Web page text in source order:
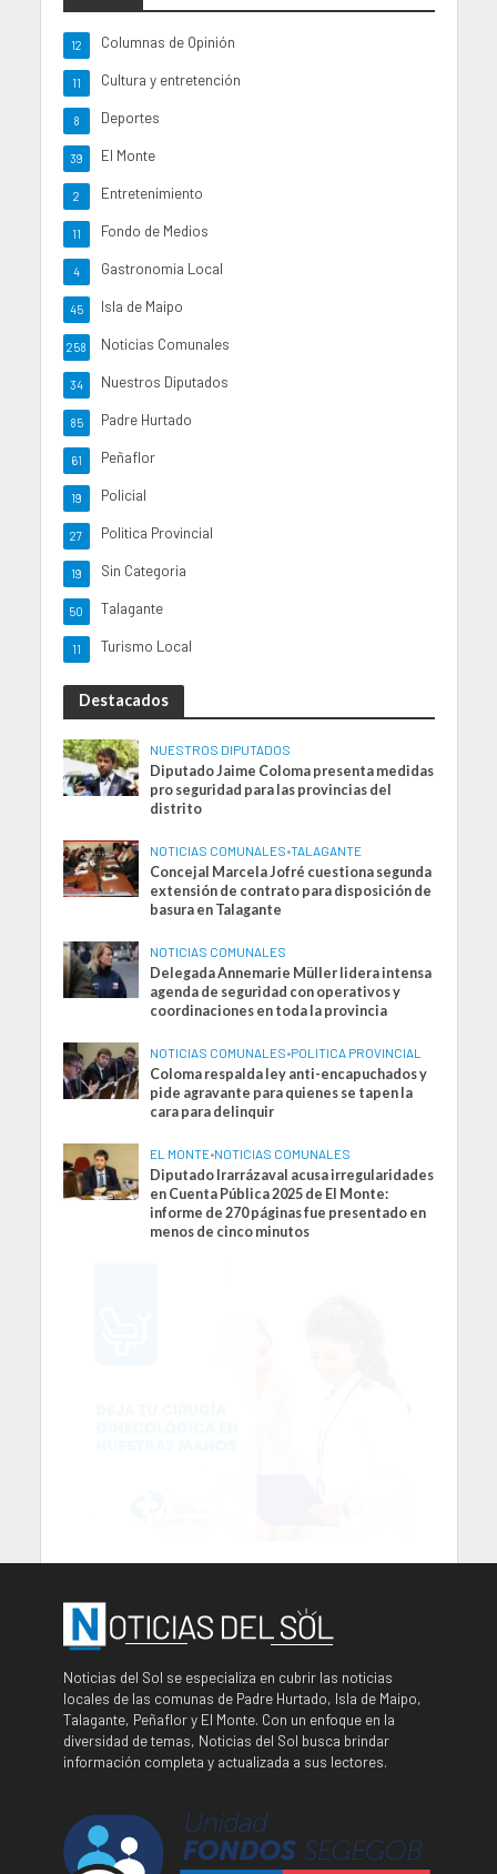
Columnas de Opinión
12
Cultura y entretención
11
Deportes
8
El Monte
39
Entretenimiento
2
Fondo de Medios
11
Gastronomia Local
4
Isla de Maipo
45
Noticias Comunales
258
Nuestros Diputados
34
Padre Hurtado
85
Peñaflor
61
Policial
19
Politica Provincial
27
Sin Categoria
19
Talagante
50
Turismo Local
11
Destacados
NUESTROS DIPUTADOS
Diputado Jaime Coloma presenta medidas
pro seguridad para las provincias del
distrito
NOTICIAS COMUNALES•TALAGANTE
Concejal Marcela Jofré cuestiona segunda
extensión de contrato para disposición de
basura en Talagante
NOTICIAS COMUNALES
Delegada Annemarie Müller lidera intensa
agenda de seguridad con operativos y
coordinaciones en toda la provincia
NOTICIAS COMUNALES•POLITICA PROVINCIAL
Coloma respalda ley anti-encapuchados y
pide agravante para quienes se tapen la
cara para delinquir
EL MONTE•NOTICIAS COMUNALES
Diputado Irarrázaval acusa irregularidades
en Cuenta Pública 2025 de El Monte:
informe de 270 páginas fue presentado en
menos de cinco minutos
Noticias del Sol se especializa en cubrir las noticias
locales de las comunas de Padre Hurtado, Isla de Maipo,
Talagante, Peñaflor y El Monte. Con un enfoque en la
diversidad de temas, Noticias del Sol busca brindar
información completa y actualizada a sus lectores.